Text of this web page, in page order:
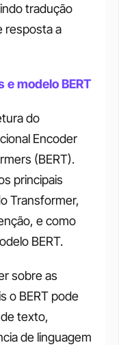
tradução
resposta a
modelo BERT
do
Encoder
(BERT).
principais
Transformer,
e como
BERT.
sobre as
o BERT pode
texto,
de linguagem